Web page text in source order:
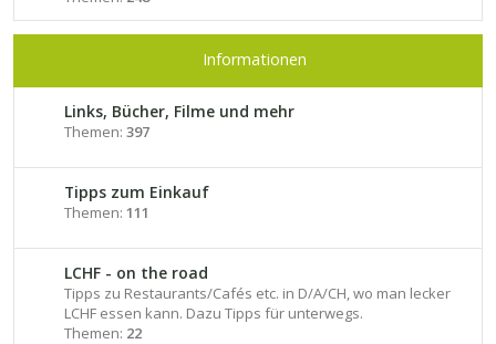
Informationen
Links, Bücher, Filme und mehr
Themen: 397
Tipps zum Einkauf
Themen: 111
LCHF - on the road
Tipps zu Restaurants/Cafés etc. in D/A/CH, wo man lecker
LCHF essen kann. Dazu Tipps für unterwegs.
Themen: 22